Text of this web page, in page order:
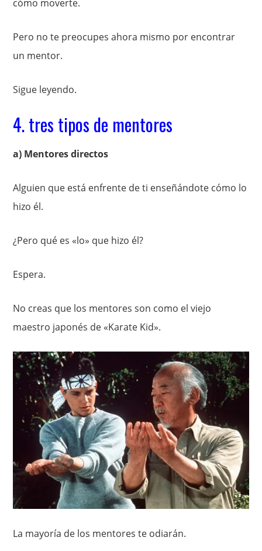
cómo moverte.
Pero no te preocupes ahora mismo por encontrar
un mentor.
Sigue leyendo.
4. tres tipos de mentores
a) Mentores directos
Alguien que está enfrente de ti enseñándote cómo lo
hizo él.
¿Pero qué es «lo» que hizo él?
Espera.
No creas que los mentores son como el viejo
maestro japonés de «Karate Kid».
La mayoría de los mentores te odiarán.